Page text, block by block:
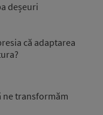
deșeuri
că adaptarea
ne transformăm